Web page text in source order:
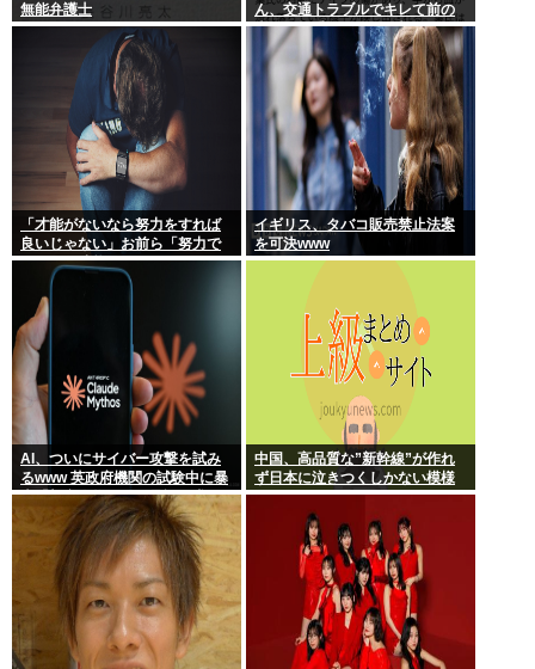
無能弁護士
ん、交通トラブルでキレて前の
車の運転手をナイフで斬りつけ
るも壮絶な返り討ちにあう
「才能がないなら努力をすれば
良いじゃない」お前ら「努力で
きるのも才能だよ」←は？
イギリス、タバコ販売禁止法案
を可決www
AI、ついにサイバー攻撃を試み
るwww 英政府機関の試験中に暴
走「架空人物になり承認要求」
中国、高品質な”新幹線”が作れ
ず日本に泣きつくしかない模様
www